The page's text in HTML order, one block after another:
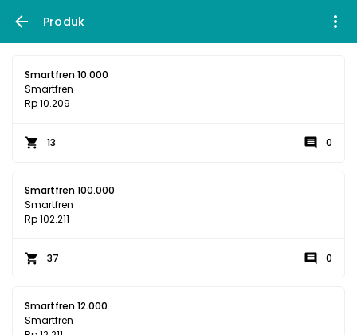
Produk
Smartfren 10.000
Smartfren
Rp 10.209
13 0
Smartfren 100.000
Smartfren
Rp 102.211
37 0
Smartfren 12.000
Smartfren